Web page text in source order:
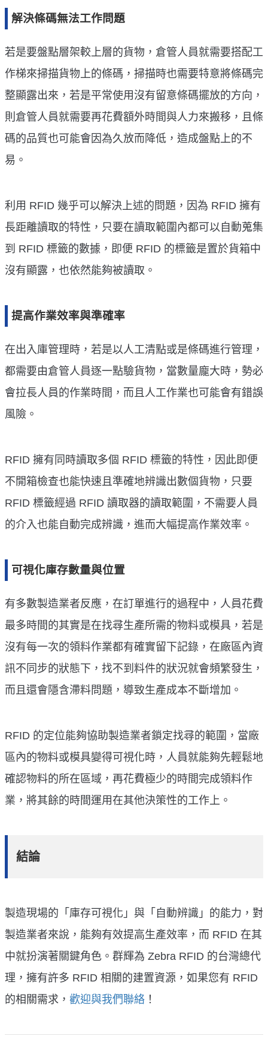
解決條碼無法工作問題
若是要盤點層架較上層的貨物，倉管人員就需要搭配工
作梯來掃描貨物上的條碼，掃描時也需要特意將條碼完
整顯露出來，若是平常使用沒有留意條碼擺放的方向，
則倉管人員就需要再花費額外時間與人力來搬移，且條
碼的品質也可能會因為久放而降低，造成盤點上的不
易。
利用 RFID 幾乎可以解決上述的問題，因為 RFID 擁有
長距離讀取的特性，只要在讀取範圍內都可以自動蒐集
到 RFID 標籤的數據，即便 RFID 的標籤是置於貨箱中
沒有顯露，也依然能夠被讀取。
提高作業效率與準確率
在出入庫管理時，若是以人工清點或是條碼進行管理，
都需要由倉管人員逐一點驗貨物，當數量龐大時，勢必
會拉長人員的作業時間，而且人工作業也可能會有錯誤
風險。
RFID 擁有同時讀取多個 RFID 標籤的特性，因此即便
不開箱檢查也能快速且準確地辨識出數個貨物，只要
RFID 標籤經過 RFID 讀取器的讀取範圍，不需要人員
的介入也能自動完成辨識，進而大幅提高作業效率。
可視化庫存數量與位置
有多數製造業者反應，在訂單進行的過程中，人員花費
最多時間的其實是在找尋生產所需的物料或模具，若是
沒有每一次的領料作業都有確實留下記錄，在廠區內資
訊不同步的狀態下，找不到料件的狀況就會頻繁發生，
而且還會隱含滯料問題，導致生產成本不斷增加。
RFID 的定位能夠協助製造業者鎖定找尋的範圍，當廠
區內的物料或模具變得可視化時，人員就能夠先輕鬆地
確認物料的所在區域，再花費極少的時間完成領料作
業，將其餘的時間運用在其他決策性的工作上。
結論
製造現場的「庫存可視化」與「自動辨識」的能力，對
製造業者來說，能夠有效提高生產效率，而 RFID 在其
中就扮演著關鍵角色。群輝為 Zebra RFID 的台灣總代
理，擁有許多 RFID 相關的建置資源，如果您有 RFID
的相關需求， 歡迎與我們聯絡 ！